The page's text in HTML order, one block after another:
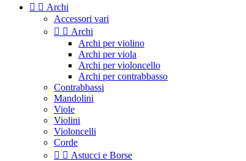
  Archi
Accessori vari
  Archi
Archi per violino
Archi per viola
Archi per violoncello
Archi per contrabbasso
Contrabbassi
Mandolini
Viole
Violini
Violoncelli
Corde
  Astucci e Borse